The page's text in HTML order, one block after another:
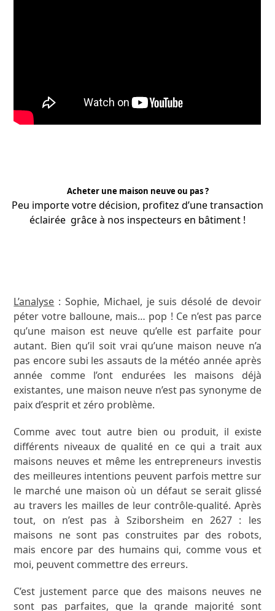
Acheter une maison neuve ou pas ?
Peu importe votre décision, profitez d’une transaction
éclairée grâce à nos inspecteurs en bâtiment !
L’analyse : Sophie, Michael, je suis désolé de devoir
péter votre balloune, mais… pop ! Ce n’est pas parce
qu’une maison est neuve qu’elle est parfaite pour
autant. Bien qu’il soit vrai qu’une maison neuve n’a
pas encore subi les assauts de la météo année après
année comme l’ont endurées les maisons déjà
existantes, une maison neuve n’est pas synonyme de
paix d’esprit et zéro problème.
Comme avec tout autre bien ou produit, il existe
différents niveaux de qualité en ce qui a trait aux
maisons neuves et même les entrepreneurs investis
des meilleures intentions peuvent parfois mettre sur
le marché une maison où un défaut se serait glissé
au travers les mailles de leur contrôle-qualité. Après
tout, on n’est pas à Sziborsheim en 2627 : les
maisons ne sont pas construites par des robots,
mais encore par des humains qui, comme vous et
moi, peuvent commettre des erreurs.
C’est justement parce que des maisons neuves ne
sont pas parfaites, que la grande majorité sont